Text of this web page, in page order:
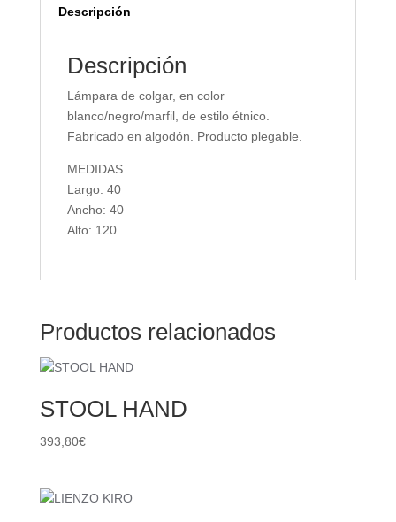
Descripción
Descripción
Lámpara de colgar, en color
blanco/negro/marfil, de estilo étnico.
Fabricado en algodón. Producto plegable.
MEDIDAS
Largo: 40
Ancho: 40
Alto: 120
Productos relacionados
STOOL HAND
393,80€